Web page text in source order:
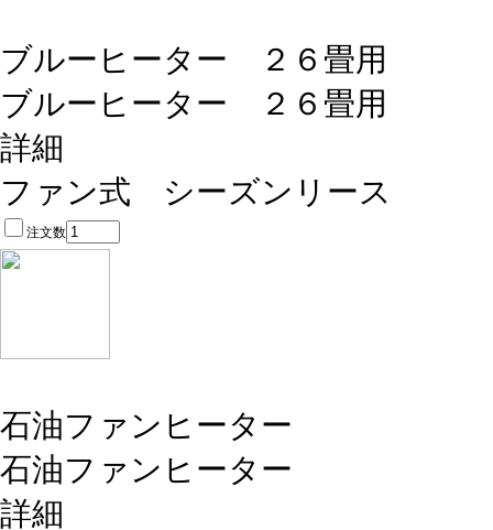
ブルーヒーター ２６畳用
ブルーヒーター ２６畳用
詳細
ファン式 シーズンリース
注文数
石油ファンヒーター
石油ファンヒーター
詳細